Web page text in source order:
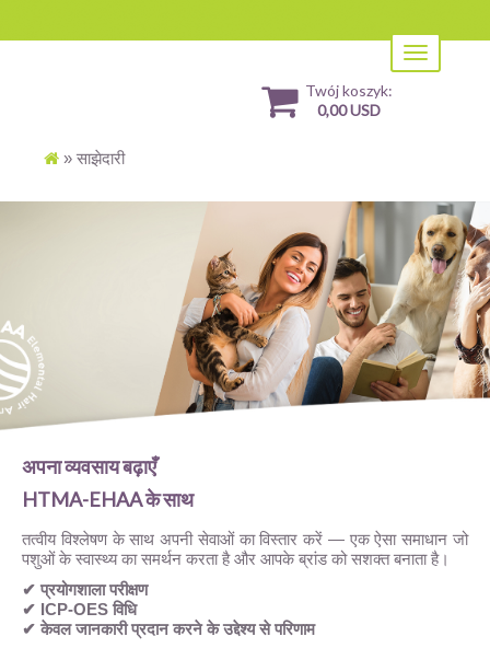
Toggle
navigation
Twój koszyk:
0,00 USD
» साझेदारी
अपना व्यवसाय बढ़ाएँ
HTMA-EHAA के साथ
तत्वीय विश्लेषण के साथ अपनी सेवाओं का विस्तार करें — एक ऐसा समाधान जो
पशुओं के स्वास्थ्य का समर्थन करता है और आपके ब्रांड को सशक्त बनाता है।
✔ प्रयोगशाला परीक्षण
✔ ICP-OES विधि
✔ केवल जानकारी प्रदान करने के उद्देश्य से परिणाम